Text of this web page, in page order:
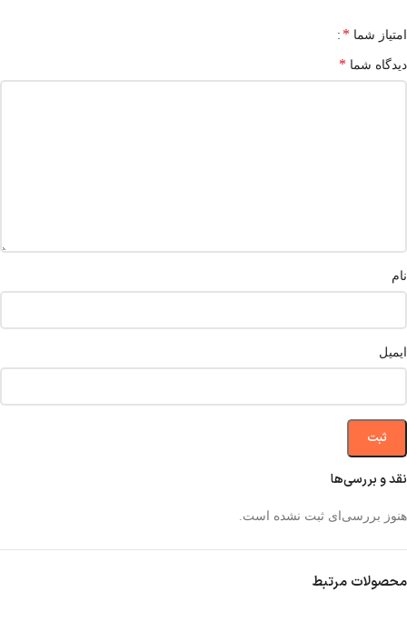
نقد و بررسی‌ها
هنوز بررسی‌ای ثبت نشده است.
امتیاز شما *
دیدگاه شما *
نام
ایمیل
محصولات مرتبط